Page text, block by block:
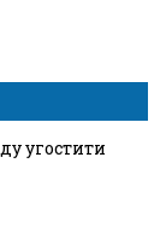
угостити